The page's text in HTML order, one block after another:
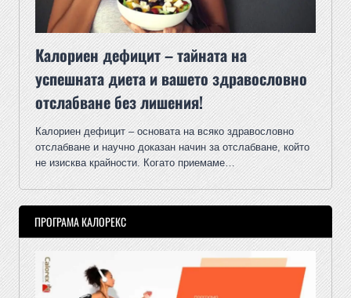
Калориен дефицит – тайната на
успешната диета и вашето здравословно
отслабване без лишения!
Калориен дефицит – основата на всяко здравословно
отслабване и научно доказан начин за отслабване, който
не изисква крайности. Когато приемаме…
ПРОГРАМА КАЛОРЕКС